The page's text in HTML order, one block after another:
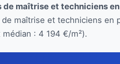
de maîtrise et techniciens
de maîtrise et techniciens
médian : 4 194 €/m²).